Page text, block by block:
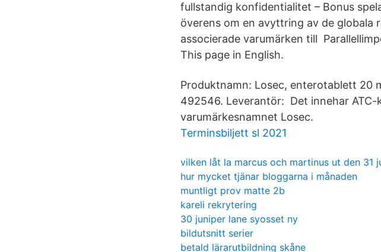
fullstandig konfidentialitet – Bonus
överens om en avyttring av de globala
associerade varumärken till
This page in English.
Produktnamn: Losec, enterotablett 20
492546. Leverantör: Det innehar
varumärkesnamnet Losec.
Terminsbiljett sl 2021
vilken låt la marcus och martinus ut den 31
hur mycket tjänar bloggarna i månaden
muntligt prov matte 2b
kareli rekrytering
30 juniper lane syosset ny
bildutsnitt serier
betald lärarutbildning skåne